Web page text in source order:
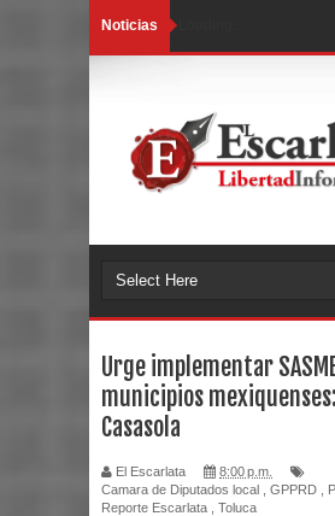
Noticias
Urge implementar
municipios
Casasola
El Escarlata
8:00 p.m.
Camara de Diputados local
GPPRD
Reporte Escarlata
Toluca